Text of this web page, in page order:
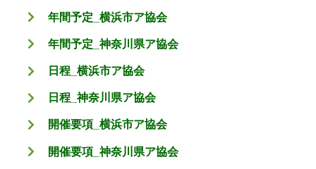
年間予定_横浜市ア協会
年間予定_神奈川県ア協会
日程_横浜市ア協会
日程_神奈川県ア協会
開催要項_横浜市ア協会
開催要項_神奈川県ア協会